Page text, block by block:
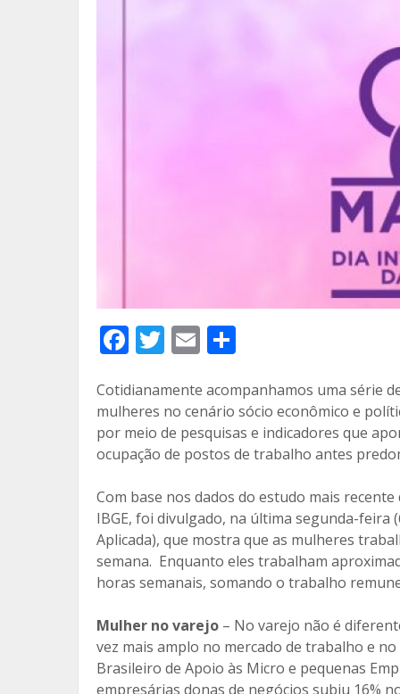
F
ac
e
b
o
k
T
w
itt
er
E
m
ai
l
m
p
ar
h
ar
Cotidianamente acompanhamos uma série
mulheres no cenário sócio econômico e
por meio de pesquisas e indicadores que
ocupação de postos de trabalho antes
Com base nos dados do estudo mais
IBGE, foi divulgado, na última segunda-feira
Aplicada), que mostra que as mulheres
semana. Enquanto eles trabalham
horas semanais, somando o trabalho
Mulher no varejo – No varejo não é
vez mais amplo no mercado de trabalho e
Brasileiro de Apoio às Micro e pequenas
empresárias donas de negócios subiu 16%